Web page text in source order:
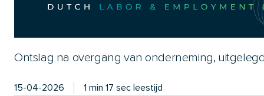
Ontslag na overgang van onderneming,
15-04-2026 1 min 17 sec leestijd